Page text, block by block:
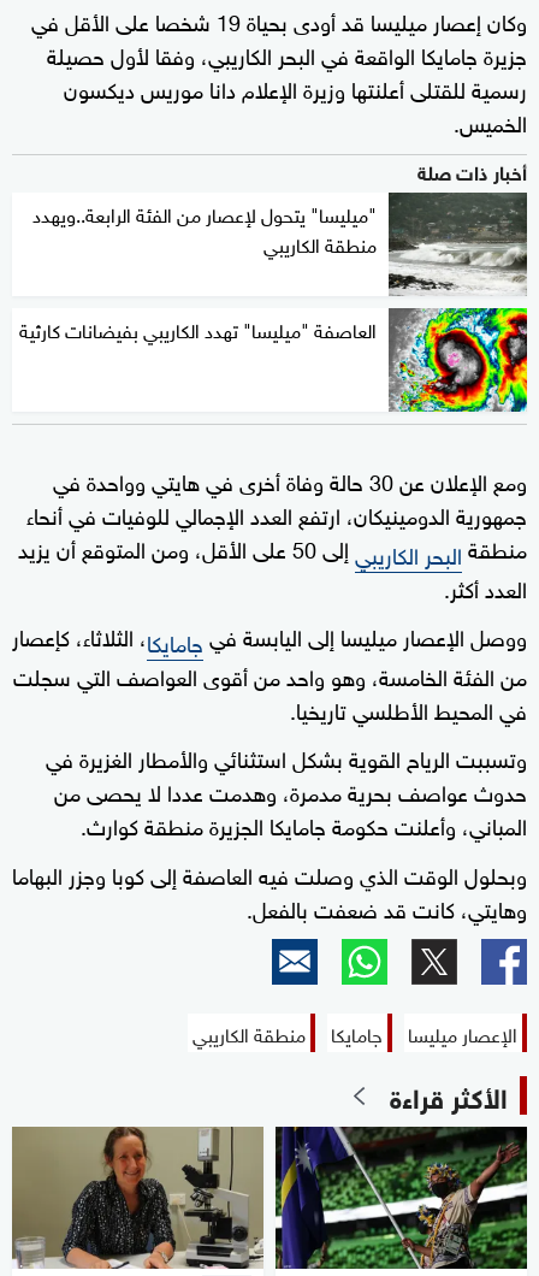
وكان إعصار ميليسا قد أودى بحياة 19 شخصا على الأقل في
جزيرة جامايكا الواقعة في البحر الكاريبي، وفقا لأول حصيلة
رسمية للقتلى أعلنتها وزيرة الإعلام دانا موريس ديكسون
الخميس.
أخبار ذات صلة
"ميليسا" يتحول لإعصار من الفئة الرابعة..ويهدد
منطقة الكاريبي
العاصفة "ميليسا" تهدد الكاريبي بفيضانات كارثية
ومع الإعلان عن 30 حالة وفاة أخرى في هايتي وواحدة في
جمهورية الدومينيكان، ارتفع العدد الإجمالي للوفيات في أنحاء
منطقةالبحر الكاريبي
إلى 50 على الأقل، ومن المتوقع أن يزيد
العدد أكثر.
ووصل الإعصار ميليسا إلى اليابسة فيجامايكا، الثلاثاء، كإعصار
من الفئة الخامسة، وهو واحد من أقوى العواصف التي سجلت
في المحيط الأطلسي تاريخيا.
وتسببت الرياح القوية بشكل استثنائي والأمطار الغزيرة في
حدوث عواصف بحرية مدمرة، وهدمت عددا لا يحصى من
المباني، وأعلنت حكومة جامايكا الجزيرة منطقة كوارث.
وبحلول الوقت الذي وصلت فيه العاصفة إلى كوبا وجزر البهاما
وهايتي، كانت قد ضعفت بالفعل.
الإعصار ميليسا جامايكا منطقة الكاريبي
الأكثر قراءة